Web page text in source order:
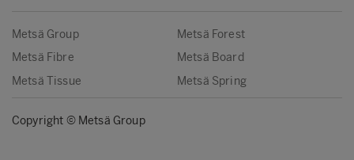
Metsä Group
Metsä Forest
Metsä Fibre
Metsä Board
Metsä Tissue
Metsä Spring
Copyright © Metsä Group